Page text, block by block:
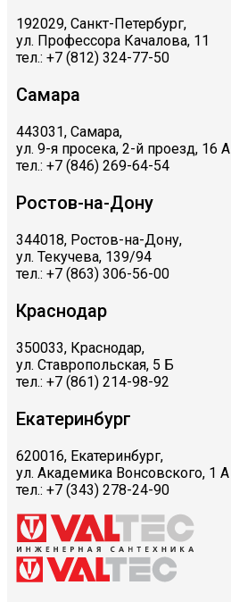
192029, Санкт-Петербург,
ул. Профессора Качалова, 11
тел.: +7 (812) 324-77-50
Самара
443031, Самара,
ул. 9-я просека, 2-й проезд, 16 А
тел.: +7 (846) 269-64-54
Ростов-на-Дону
344018, Ростов-на-Дону,
ул. Текучева, 139/94
тел.: +7 (863) 306-56-00
Краснодар
350033, Краснодар,
ул. Ставропольская, 5 Б
тел.: +7 (861) 214-98-92
Екатеринбург
620016, Екатеринбург,
ул. Академика Вонсовского, 1 А
тел.: +7 (343) 278-24-90